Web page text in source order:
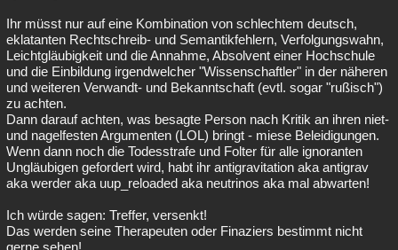
Ihr müsst nur auf eine Kombination von schlechtem deutsch,
eklatanten Rechtschreib- und Semantikfehlern, Verfolgungswahn,
Leichtgläubigkeit und die Annahme, Absolvent einer Hochschule
und die Einbildung irgendwelcher "Wissenschaftler" in der näheren
und weiteren Verwandt- und Bekanntschaft (evtl. sogar "rußisch")
zu achten.
Dann darauf achten, was besagte Person nach Kritik an ihren niet-
und nagelfesten Argumenten (LOL) bringt - miese Beleidigungen.
Wenn dann noch die Todesstrafe und Folter für alle ignoranten
Ungläubigen gefordert wird, habt ihr antigravitation aka antigrav
aka werder aka uup_reloaded aka neutrinos aka mal abwarten!
Ich würde sagen: Treffer, versenkt!
Das werden seine Therapeuten oder Finaziers bestimmt nicht
gerne sehen!